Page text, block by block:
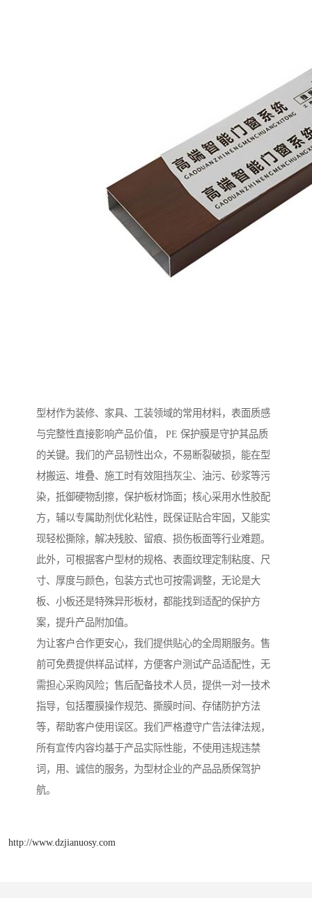
型材作为装修、家具、工装领域的常用材料，表面质感
与完整性直接影响产品价值， PE 保护膜是守护其品质
的关键。我们的产品韧性出众，不易断裂破损，能在型
材搬运、堆叠、施工时有效阻挡灰尘、油污、砂浆等污
染，抵御硬物刮擦，保护板材饰面；核心采用水性胶配
方，辅以专属助剂优化粘性，既保证贴合牢固，又能实
现轻松撕除，解决残胶、留痕、损伤板面等行业难题。
此外，可根据客户型材的规格、表面纹理定制粘度、尺
寸、厚度与颜色，包装方式也可按需调整，无论是大
板、小板还是特殊异形板材，都能找到适配的保护方
案，提升产品附加值。
为让客户合作更安心，我们提供贴心的全周期服务。售
前可免费提供样品试样，方便客户测试产品适配性，无
需担心采购风险；售后配备技术人员，提供一对一技术
指导，包括覆膜操作规范、撕膜时间、存储防护方法
等，帮助客户使用误区。我们严格遵守广告法律法规，
所有宣传内容均基于产品实际性能，不使用违规违禁
词，用、诚信的服务，为型材企业的产品品质保驾护
航。
http://www.dzjianuosy.com